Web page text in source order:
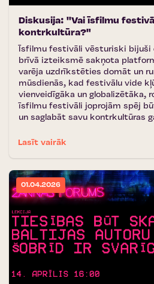
Diskusija: ''Vai īsfilmu
kontrkultūra?"
Īsfilmu festivāli vēsturiski bijuši
brīvā izteiksmē sakņota
varēja uzdrīkstēties domāt un
mūsdienās, kad festivālu vide
vienveidīgāka un globalizētāka,
īsfilmu festivāli joprojām spēj
un saglabāt savu kontrkultūras
Lasīt vairāk
01.04.2026